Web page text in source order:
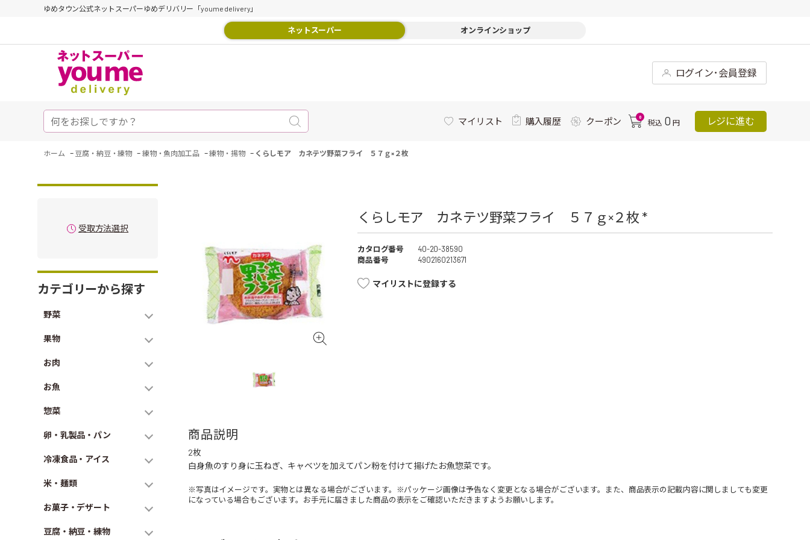
ゆめタウン公式ネットスーパーゆめデリバリー「youme delivery」
ネットスーパー オンラインショップ
ログイン･会員登録
マイリスト 購入履歴 クーポン 0
税込 0 円 レジに進む
ホーム - 豆腐・納豆・練物 - 練物・魚肉加工品 -練物・揚物 - くらしモア カネテツ野菜フライ ５７ｇ×２枚
受取方法選択
カテゴリーから探す
野菜
果物
お肉
お魚
惣菜
卵・乳製品・パン
冷凍食品・アイス
米・麺類
お菓子・デザート
豆腐・納豆・練物
くらしモア カネテツ野菜フライ ５７ｇ×２枚 *
カタログ番号
40-20-38590
商品番号
4902160213671
マイリストに登録する
商品説明
2枚
白身魚のすり身に玉ねぎ、キャベツを加えてパン粉を付けて揚げたお魚惣菜です。
※写真はイメージです。実物とは異なる場合がございます。※パッケージ画像は予告なく変更となる場合がございます。また、商品表示の記載内容に関しましても変更
になっている場合もございます。お手元に届きました商品の表示をご確認いただきますようお願いします。